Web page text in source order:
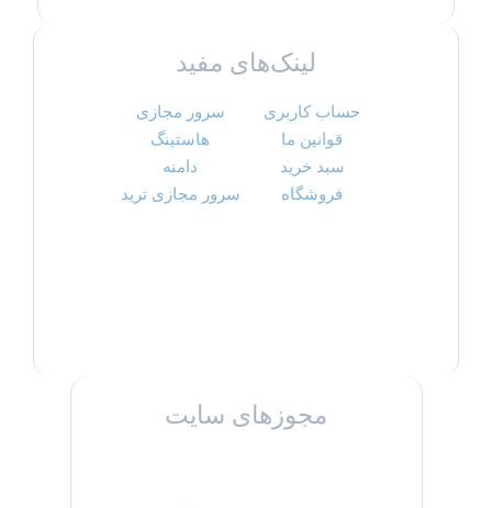
لینک‌های مفید
حساب کاربری
قوانین ما
سبد خرید
فروشگاه
سرور مجازی
هاستینگ
دامنه
سرور مجازی ترید
مجوزهای سایت